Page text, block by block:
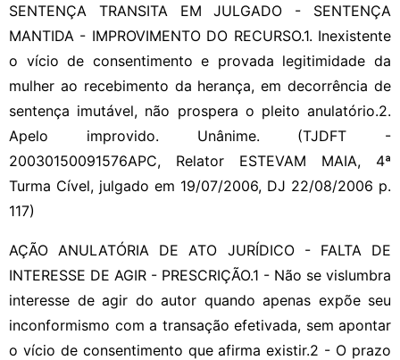
SENTENÇA TRANSITA EM JULGADO - SENTENÇA
MANTIDA - IMPROVIMENTO DO RECURSO.1. Inexistente
o vício de consentimento e provada legitimidade da
mulher ao recebimento da herança, em decorrência de
sentença imutável, não prospera o pleito anulatório.2.
Apelo improvido. Unânime. (TJDFT -
20030150091576APC, Relator ESTEVAM MAIA, 4ª
Turma Cível, julgado em 19/07/2006, DJ 22/08/2006 p.
117)
AÇÃO ANULATÓRIA DE ATO JURÍDICO - FALTA DE
INTERESSE DE AGIR - PRESCRIÇÃO.1 - Não se vislumbra
interesse de agir do autor quando apenas expõe seu
inconformismo com a transação efetivada, sem apontar
o vício de consentimento que afirma existir.2 - O prazo